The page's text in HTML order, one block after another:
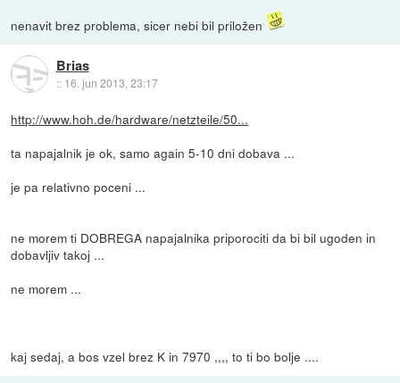
nenavit brez problema, sicer nebi bil priložen
Brias
:: 16. jun 2013, 23:17
http://www.hoh.de/hardware/netzteile/50...
ta napajalnik je ok, samo again 5-10 dni dobava ...
je pa relativno poceni ...
ne morem ti DOBREGA napajalnika priporociti da bi bil ugoden in
dobavljiv takoj ...
ne morem ...
kaj sedaj, a bos vzel brez K in 7970 ,,,, to ti bo bolje ....